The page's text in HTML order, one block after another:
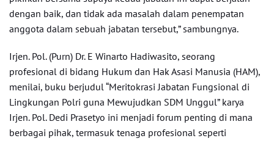
dengan baik, dan tidak ada masalah dalam penempatan
anggota dalam sebuah jabatan tersebut,” sambungnya.
Irjen. Pol. (Purn) Dr. E Winarto Hadiwasito, seorang
profesional di bidang Hukum dan Hak Asasi Manusia (HAM),
menilai, buku berjudul “Meritokrasi Jabatan Fungsional di
Lingkungan Polri guna Mewujudkan SDM Unggul” karya
Irjen. Pol. Dedi Prasetyo ini menjadi forum penting di mana
berbagai pihak, termasuk tenaga profesional seperti